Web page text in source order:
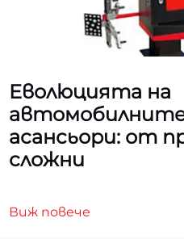
Еволюцията на
асансьори: от
сложни
Виж повече